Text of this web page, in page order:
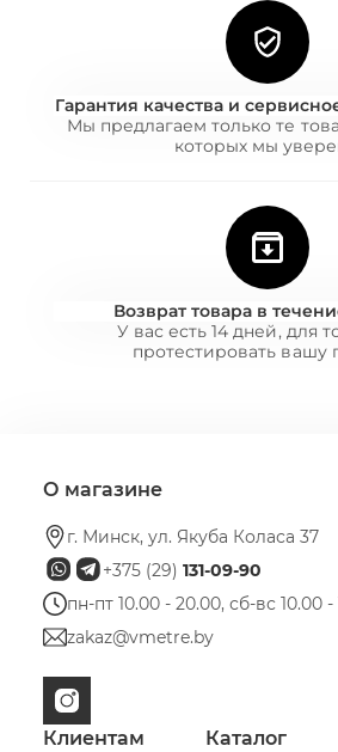
Гарантия качества и
Мы предлагаем только те
которых мы
Возврат товара в
У вас есть 14 дней, для
протестировать вашу
О магазине
г. Минск, ул. Якуба Коласа 37
+375 (29)131-09-90
пн-пт 10.00 - 20.00, сб-вс 10.00 -
zakaz@vmetre.by
Клиентам Каталог